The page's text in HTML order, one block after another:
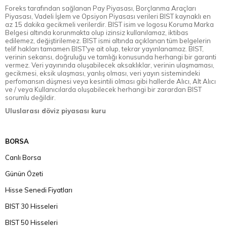
Foreks tarafından sağlanan Pay Piyasası, Borçlanma Araçları
Piyasası, Vadeli İşlem ve Opsiyon Piyasası verileri BIST kaynaklı en
az 15 dakika gecikmeli verilerdir. BIST isim ve logosu Koruma Marka
Belgesi altında korunmakta olup izinsiz kullanılamaz, iktibas
edilemez, değiştirilemez. BIST ismi altında açıklanan tüm belgelerin
telif hakları tamamen BIST'ye ait olup, tekrar yayınlanamaz. BIST,
verinin sekansı, doğruluğu ve tamlığı konusunda herhangi bir garanti
vermez. Veri yayınında oluşabilecek aksaklıklar, verinin ulaşmaması,
gecikmesi, eksik ulaşması, yanlış olması, veri yayın sistemindeki
perfomansın düşmesi veya kesintili olması gibi hallerde Alıcı, Alt Alıcı
ve / veya Kullanıcılarda oluşabilecek herhangi bir zarardan BIST
sorumlu değildir.
Uluslarası döviz piyasası kuru
BORSA
Canlı Borsa
Günün Özeti
Hisse Senedi Fiyatları
BIST 30 Hisseleri
BIST 50 Hisseleri